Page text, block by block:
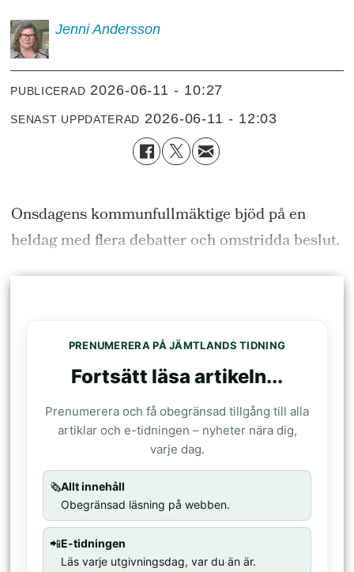
Jenni Andersson
PUBLICERAD 2026-06-11 - 10:27
SENAST UPPDATERAD 2026-06-11 - 12:03
Onsdagens kommunfullmäktige bjöd på en
heldag med flera debatter och omstridda beslut.
PRENUMERERA PÅ JÄMTLANDS TIDNING
Fortsätt läsa artikeln...
Prenumerera och få obegränsad tillgång till alla
artiklar och e-tidningen – nyheter nära dig,
varje dag.
🗞️Allt innehåll
Obegränsad läsning på webben.
📲E-tidningen
Läs varje utgivningsdag, var du än är.